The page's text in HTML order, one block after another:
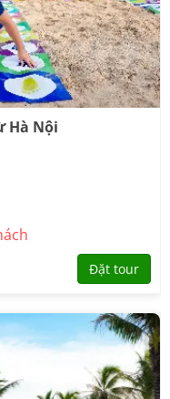
Hà Nội
Đặt tour